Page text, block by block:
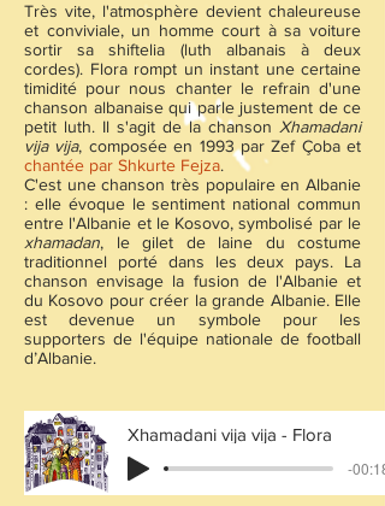
Très vite, l'atmosphère devient chaleureuse
et conviviale, un homme court à sa voiture
sortir sa shiftelia (luth albanais à deux
cordes). Flora rompt un instant une certaine
timidité pour nous chanter le refrain d'une
chanson albanaise qui parle justement de ce
petit luth. Il s'agit de la chanson Xhamadani
vija vija, composée en 1993 par Zef Çoba et
chantée par Shkurte Fejza.
C'est une chanson très populaire en Albanie
: elle évoque le sentiment national commun
entre l'Albanie et le Kosovo, symbolisé par le
xhamadan, le gilet de laine du costume
traditionnel porté dans les deux pays. La
chanson envisage la fusion de l'Albanie et
du Kosovo pour créer la grande Albanie. Elle
est devenue un symbole pour les
supporters de l'équipe nationale de football
d’Albanie.
Xhamadani vija vija - Flora
-00:18